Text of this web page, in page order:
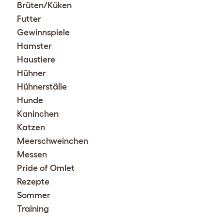
Brüten/Küken
Futter
Gewinnspiele
Hamster
Haustiere
Hühner
Hühnerställe
Hunde
Kaninchen
Katzen
Meerschweinchen
Messen
Pride of Omlet
Rezepte
Sommer
Training